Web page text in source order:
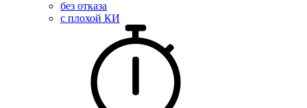
без отказа
с плохой КИ